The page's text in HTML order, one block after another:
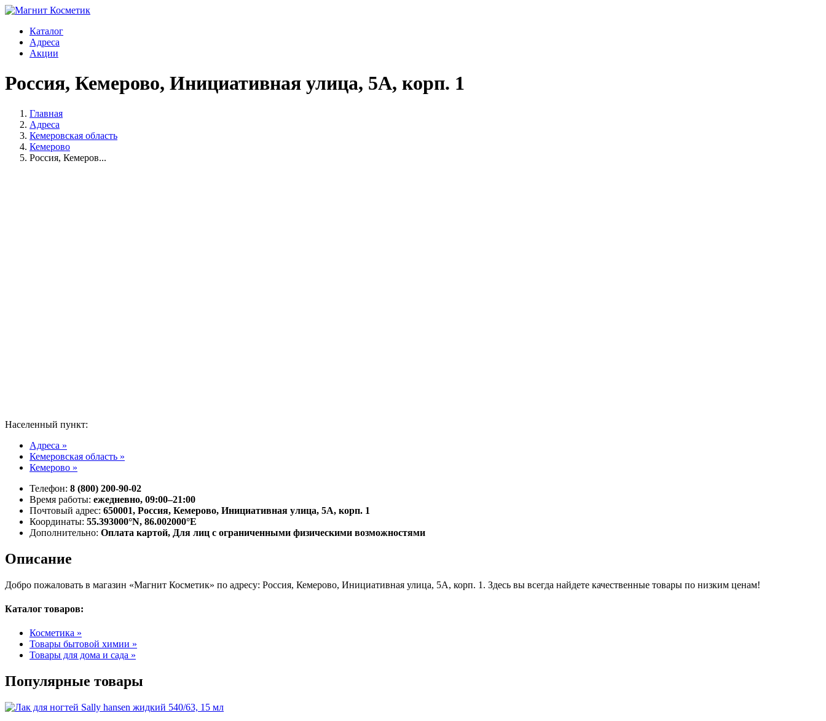
Каталог
Адреса
Акции
Россия, Кемерово, Инициативная улица, 5А, корп. 1
Главная
Адреса
Кемеровская область
Кемерово
Россия, Кемеров...
Населенный пункт:
Адреса »
Кемеровская область »
Кемерово »
Телефон: 8 (800) 200-90-02
Время работы: ежедневно, 09:00–21:00
Почтовый адрес: 650001, Россия, Кемерово, Инициативная улица, 5А, корп. 1
Координаты: 55.393000°N, 86.002000°E
Дополнительно: Оплата картой, Для лиц с ограниченными физическими возможностями
Описание
Добро пожаловать в магазин «Магнит Косметик» по адресу: Россия, Кемерово, Инициативная улица, 5А, корп. 1. Здесь вы всегда найдете качественные товары по низким ценам!
Каталог товаров:
Косметика »
Товары бытовой химии »
Товары для дома и сада »
Популярные товары